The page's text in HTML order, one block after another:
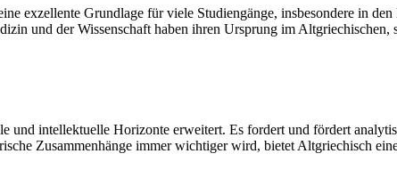
exzellente Grundlage für viele Studiengänge, insbesondere in
und der Wissenschaft haben ihren Ursprung im
und intellektuelle Horizonte erweitert. Es fordert und fördert
Zusammenhänge immer wichtiger wird, bietet Altgriechisch